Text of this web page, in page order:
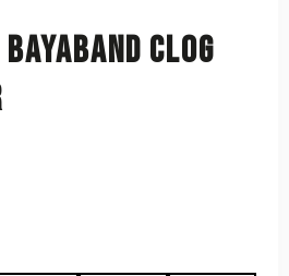
Bayaband Clog